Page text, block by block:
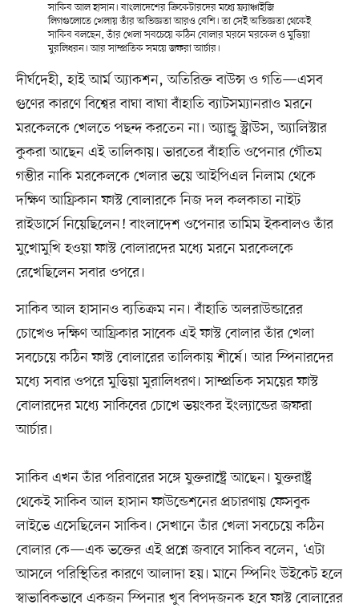
সাকিব আল হাসান। বাংলাদেশের ক্রিকেটারদের মধ্যে ফ্র্যাঞ্চাইজি
লিগগুলোতে খেলায় তাঁর অভিজ্ঞতা আরও বেশি। তা সেই অভিজ্ঞতা থেকেই
সাকিব বলছেন, তাঁর খেলা সবচেয়ে কঠিন বোলার মরনে মরকেল ও মুত্তিয়া
মুরলিধরন। আর সাম্প্রতিক সময়ে জফরা আর্চার।
দীর্ঘদেহী, হাই আর্ম অ্যাকশন, অতিরিক্ত বাউন্স ও গতি—এসব
গুণের কারণে বিশ্বের বাঘা বাঘা বাঁহাতি ব্যাটসম্যানরাও মরনে
মরকেলকে খেলতে পছন্দ করতেন না। অ্যান্ড্রু স্ট্রাউস, অ্যালিস্টার
কুকরা আছেন এই তালিকায়। ভারতের বাঁহাতি ওপেনার গৌতম
গম্ভীর নাকি মরকেলকে খেলার ভয়ে আইপিএল নিলাম থেকে
দক্ষিণ আফ্রিকান ফাস্ট বোলারকে নিজ দল কলকাতা নাইট
রাইডার্সে নিয়েছিলেন! বাংলাদেশ ওপেনার তামিম ইকবালও তাঁর
মুখোমুখি হওয়া ফাস্ট বোলারদের মধ্যে মরনে মরকেলকে
রেখেছিলেন সবার ওপরে।
সাকিব আল হাসানও ব্যতিক্রম নন। বাঁহাতি অলরাউন্ডারের
চোখেও দক্ষিণ আফ্রিকার সাবেক এই ফাস্ট বোলার তাঁর খেলা
সবচেয়ে কঠিন ফাস্ট বোলারের তালিকায় শীর্ষে। আর স্পিনারদের
মধ্যে সবার ওপরে মুত্তিয়া মুরালিধরণ। সাম্প্রতিক সময়ের ফাস্ট
বোলারদের মধ্যে সাকিবের চোখে ভয়ংকর ইংল্যান্ডের জফরা
আর্চার।
সাকিব এখন তাঁর পরিবারের সঙ্গে যুক্তরাষ্ট্রে আছেন। যুক্তরাষ্ট্র
থেকেই সাকিব আল হাসান ফাউন্ডেশনের প্রচারণায় ফেসবুক
লাইভে এসেছিলেন সাকিব। সেখানে তাঁর খেলা সবচেয়ে কঠিন
বোলার কে—এক ভক্তের এই প্রশ্নে জবাবে সাকিব বলেন, ‘এটা
আসলে পরিস্থিতির কারণে আলাদা হয়। মানে স্পিনিং উইকেট হলে
স্বাভাবিকভাবে একজন স্পিনার খুব বিপদজনক হবে ফাস্ট বোলারের